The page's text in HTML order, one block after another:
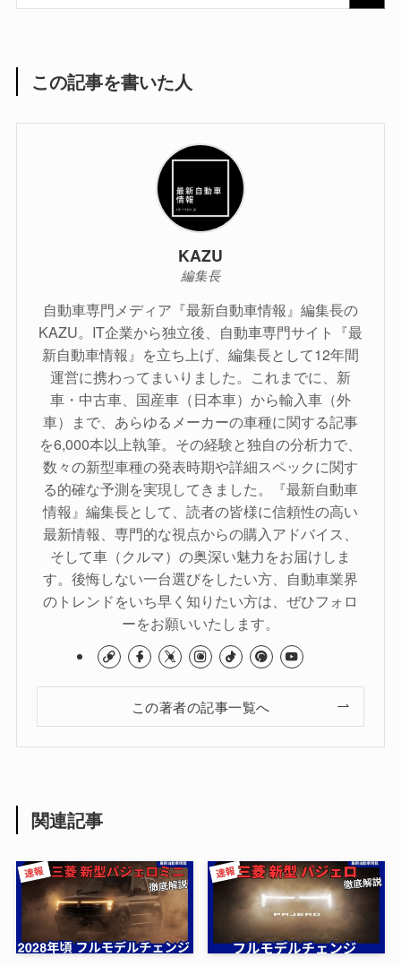
この記事を書いた人
KAZU
編集長
自動車専門メディア『最新自動車情報』編集長の
KAZU。IT企業から独立後、自動車専門サイト『最
新自動車情報』を立ち上げ、編集長として12年間
運営に携わってまいりました。これまでに、新
車・中古車、国産車（日本車）から輸入車（外
車）まで、あらゆるメーカーの車種に関する記事
を6,000本以上執筆。その経験と独自の分析力で、
数々の新型車種の発表時期や詳細スペックに関す
る的確な予測を実現してきました。『最新自動車
情報』編集長として、読者の皆様に信頼性の高い
最新情報、専門的な視点からの購入アドバイス、
そして車（クルマ）の奥深い魅力をお届けしま
す。後悔しない一台選びをしたい方、自動車業界
のトレンドをいち早く知りたい方は、ぜひフォロ
ーをお願いいたします。
この著者の記事一覧へ
関連記事